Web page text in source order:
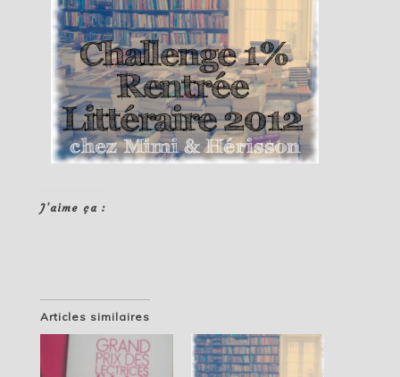
J’aime ça :
Articles similaires